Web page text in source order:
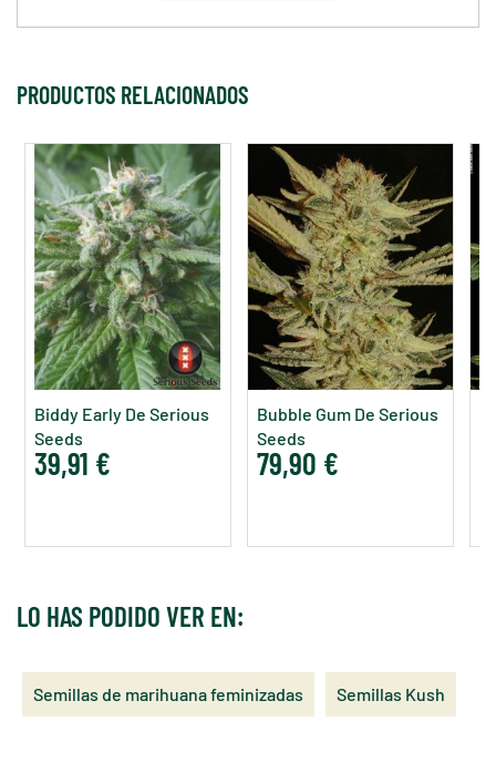
PRODUCTOS RELACIONADOS
Biddy Early De Serious
Seeds
39,91 €
Bubble Gum De Serious
Seeds
79,90 €
LO HAS PODIDO VER EN:
Semillas de marihuana feminizadas Semillas Kush